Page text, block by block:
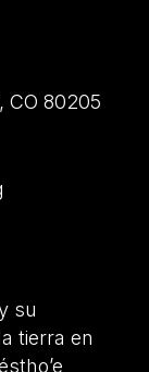
CO 80205
su
tierra en